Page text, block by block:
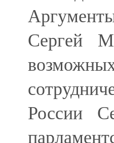
Сергей
России